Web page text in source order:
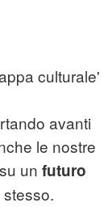
culturale'
avanti
le nostre
un futuro